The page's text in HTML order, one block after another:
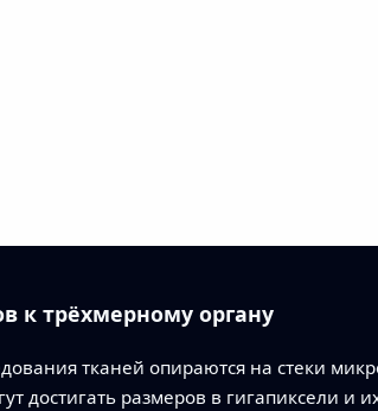
к трёхмерному органу
тканей опираются на стеки
достигать размеров в гигапиксели